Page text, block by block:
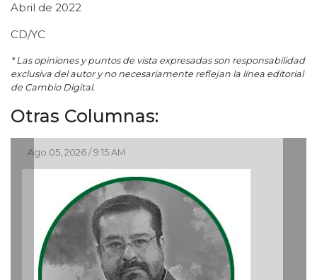
Abril de 2022
CD/YC
* Las opiniones y puntos de vista expresadas son responsabilidad
exclusiva del autor y no necesariamente reflejan la línea editorial
de Cambio Digital.
Otras Columnas:
Ago 05, 2026 / 9:15 AM